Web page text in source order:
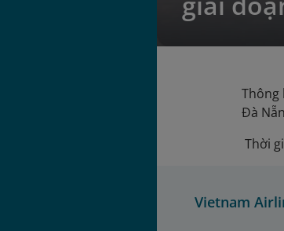
Thông
Đà
Thời
Vietnam